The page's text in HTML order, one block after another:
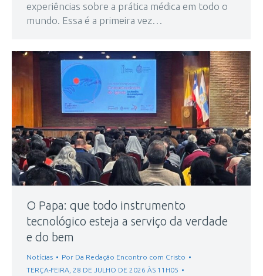
experiências sobre a prática médica em todo o
mundo. Essa é a primeira vez…
O Papa: que todo instrumento
tecnológico esteja a serviço da verdade
e do bem
Notícias Por Da Redação Encontro com Cristo
TERÇA-FEIRA, 28 DE JULHO DE 2026 ÀS 11H05